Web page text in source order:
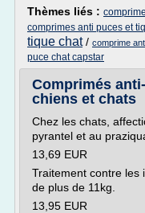
Thèmes liés :
comprimes anti puces et
tique chat/ comprime
puce chat capstar
Comprimés
chiens et chats
Chez les chats,
pyrantel et au
13,69 EUR
Traitement contre les
de plus de 11kg.
13,95 EUR